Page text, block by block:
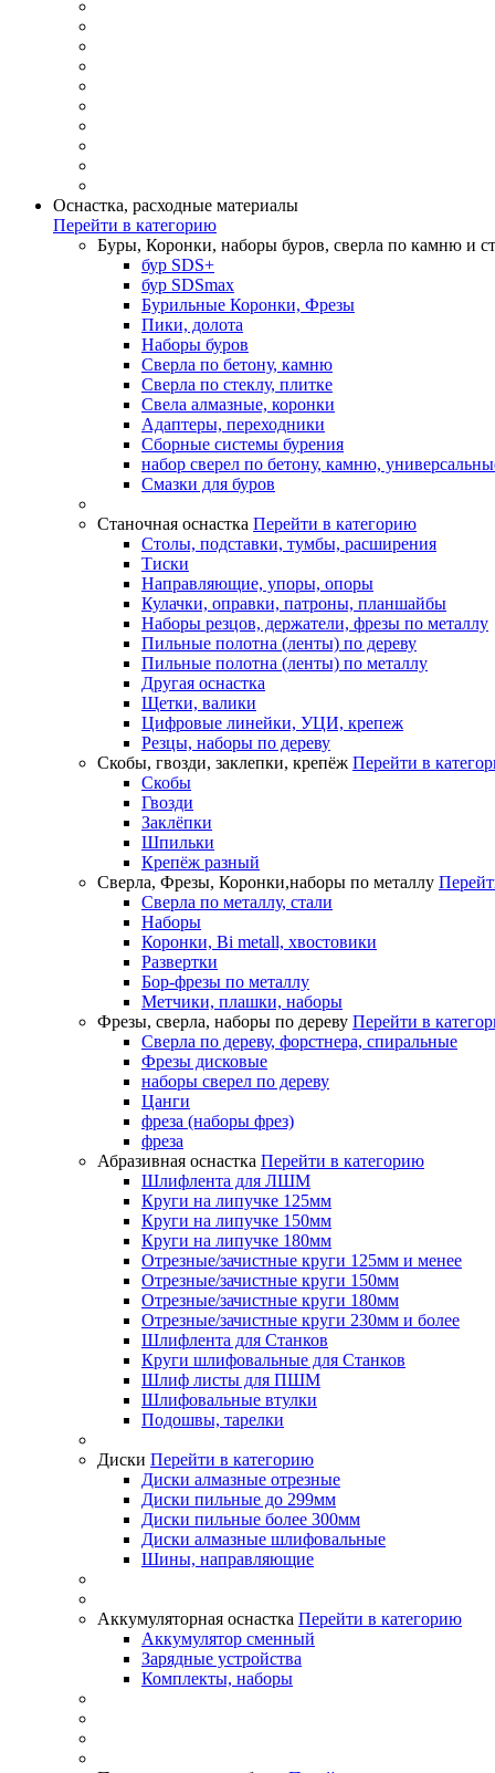
Оснастка, расходные материалы
Перейти в категорию
Буры, Коронки, наборы буров, сверла по камню и
бур SDS+
бур SDSmax
Бурильные Коронки, Фрезы
Пики, долота
Наборы буров
Сверла по бетону, камню
Сверла по стеклу, плитке
Свела алмазные, коронки
Адаптеры, переходники
Сборные системы бурения
набор сверел по бетону, камню,
Смазки для буров
Станочная оснастка Перейти в категорию
Столы, подставки, тумбы, расширения
Тиски
Направляющие, упоры, опоры
Кулачки, оправки, патроны, планшайбы
Наборы резцов, держатели, фрезы по металлу
Пильные полотна (ленты) по дереву
Пильные полотна (ленты) по металлу
Другая оснастка
Щетки, валики
Цифровые линейки, УЦИ, крепеж
Резцы, наборы по дереву
Скобы, гвозди, заклепки, крепёж Перейти в
Скобы
Гвозди
Заклёпки
Шпильки
Крепёж разный
Сверла, Фрезы, Коронки,наборы по металлу
Сверла по металлу, стали
Наборы
Коронки, Bi metall, хвостовики
Развертки
Бор-фрезы по металлу
Метчики, плашки, наборы
Фрезы, сверла, наборы по дереву Перейти в
Сверла по дереву, форстнера, спиральные
Фрезы дисковые
наборы сверел по дереву
Цанги
фреза (наборы фрез)
фреза
Абразивная оснастка Перейти в категорию
Шлифлента для ЛШМ
Круги на липучке 125мм
Круги на липучке 150мм
Круги на липучке 180мм
Отрезные/зачистные круги 125мм и менее
Отрезные/зачистные круги 150мм
Отрезные/зачистные круги 180мм
Отрезные/зачистные круги 230мм и более
Шлифлента для Станков
Круги шлифовальные для Станков
Шлиф листы для ПШМ
Шлифовальные втулки
Подошвы, тарелки
Диски Перейти в категорию
Диски алмазные отрезные
Диски пильные до 299мм
Диски пильные более 300мм
Диски алмазные шлифовальные
Шины, направляющие
Аккумуляторная оснастка Перейти в категорию
Аккумулятор сменный
Зарядные устройства
Комплекты, наборы